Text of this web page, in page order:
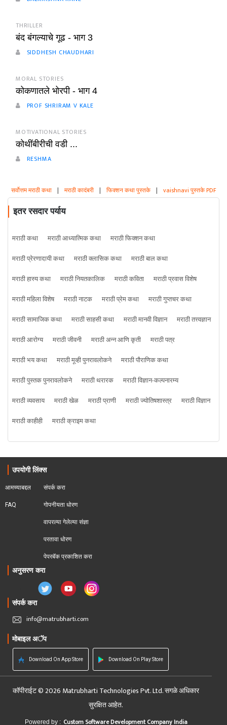
THRILLER
बंद बंगल्याचे गूढ - भाग 3
SIDDHESH CHAUDHARI
MORAL STORIES
कोकणातले भोरपी - भाग 4
PROF SHRIRAM V KALE
MOTIVATIONAL STORIES
कोथींबीरीची वडी ...
RESHMA
सर्वोत्तम मराठी कथा | मराठी कादंबरी | फिक्शन कथा पुस्तके | vaishnavi पुस्तके PDF
इतर रसदार पर्याय
मराठी कथा मराठी आध्यात्मिक कथा
मराठी फिक्शन कथा
मराठी प्रेरणादायी कथा
मराठी क्लासिक कथा
मराठी बाल कथा
मराठी हास्य कथा
मराठी नियतकालिक मराठी कविता
मराठी प्रवास विशेष
मराठी महिला विशेष
मराठी नाटक मराठी प्रेम कथा
मराठी गुप्तचर कथा
मराठी सामाजिक कथा
मराठी साहसी कथा मराठी मानवी विज्ञान
मराठी तत्त्वज्ञान
मराठी आरोग्य
मराठी जीवनी मराठी अन्न आणि कृती
मराठी पत्र
मराठी भय कथा
मराठी मूव्ही पुनरावलोकने
मराठी पौराणिक कथा
मराठी पुस्तक पुनरावलोकने
मराठी थरारक
मराठी विज्ञान-कल्पनारम्य
मराठी व्यवसाय
मराठी खेळ मराठी प्राणी मराठी ज्योतिषशास्त्र
मराठी विज्ञान
मराठी काहीही
मराठी क्राइम कथा
उपयोगी लिंक्स
आमच्याबद्दल
FAQ
संपर्क करा
गोपनीयता धोरण
वापरल्या गेलेल्या संज्ञा
परतावा धोरण
पेपरबॅक प्रकाशित करा
अनुसरण करा
संपर्क करा
info@matrubharti.com
मोबाइल अॅप
Download On App Store Download On Play Store
कॉपीराईट © 2026 Matrubharti Technologies Pvt. Ltd. सगळे अधिकार
सुरक्षित आहेत.
Powered by : Custom Software Development Company India